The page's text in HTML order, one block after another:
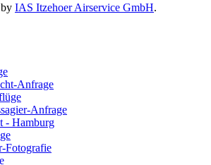
IAS Itzehoer Airservice GmbH.
Anfrage
Anfrage
- Hamburg
Fotografie